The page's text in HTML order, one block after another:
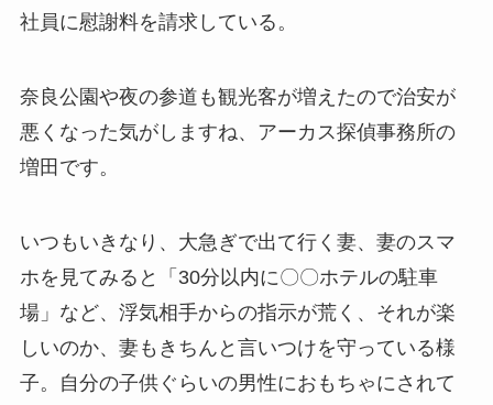
社員に慰謝料を請求している。
奈良公園や夜の参道も観光客が増えたので治安が
悪くなった気がしますね、アーカス探偵事務所の
増田です。
いつもいきなり、大急ぎで出て行く妻、妻のスマ
ホを見てみると「30分以内に〇〇ホテルの駐車
場」など、浮気相手からの指示が荒く、それが楽
しいのか、妻もきちんと言いつけを守っている様
子。自分の子供ぐらいの男性におもちゃにされて